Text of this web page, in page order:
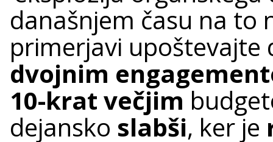
današnjem času na to
primerjavi upoštevajte
dvojnim
10-krat večjim
dejansko slabši, ker je